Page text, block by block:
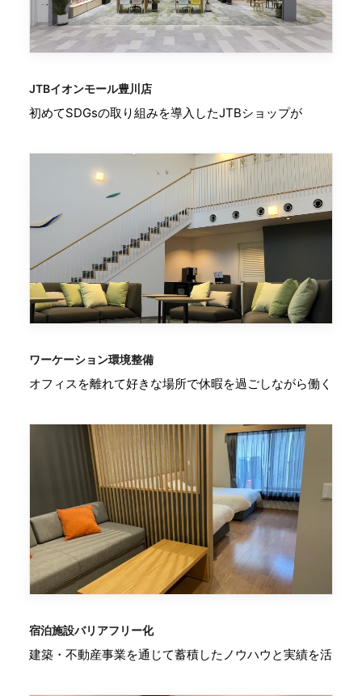
JTBイオンモール豊川店
初めてSDGsの取り組みを導入したJTBショップが
ワーケーション環境整備
オフィスを離れて好きな場所で休暇を過ごしながら働く
宿泊施設バリアフリー化
建築・不動産事業を通じて蓄積したノウハウと実績を活